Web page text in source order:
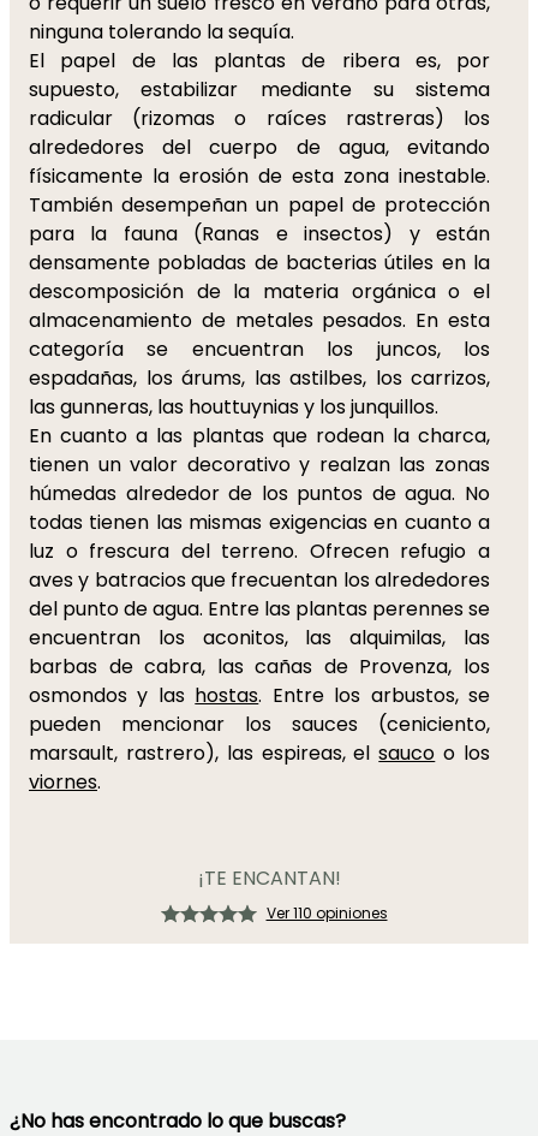
ninguna tolerando la sequía.
El papel de las plantas de ribera es, por
supuesto, estabilizar mediante su sistema
radicular (rizomas o raíces rastreras) los
alrededores del cuerpo de agua, evitando
físicamente la erosión de esta zona inestable.
También desempeñan un papel de protección
para la fauna (Ranas e insectos) y están
densamente pobladas de bacterias útiles en la
descomposición de la materia orgánica o el
almacenamiento de metales pesados. En esta
categoría se encuentran los juncos, los
espadañas, los árums, las astilbes, los carrizos,
las gunneras, las houttuynias y los junquillos.
En cuanto a las plantas que rodean la charca,
tienen un valor decorativo y realzan las zonas
húmedas alrededor de los puntos de agua. No
todas tienen las mismas exigencias en cuanto a
luz o frescura del terreno. Ofrecen refugio a
aves y batracios que frecuentan los alrededores
del punto de agua. Entre las plantas perennes se
encuentran los aconitos, las alquimilas, las
barbas de cabra, las cañas de Provenza, los
osmondos y las hostas. Entre los arbustos, se
pueden mencionar los sauces (ceniciento,
marsault, rastrero), las espireas, elsauco o los
viornes.
¡TE ENCANTAN!
Ver 110 opiniones
¿No has encontrado lo que buscas?